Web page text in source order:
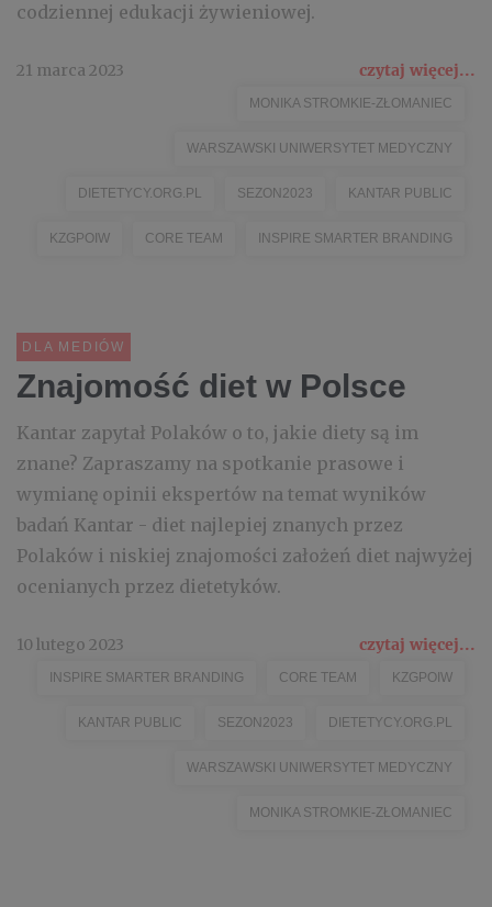
codziennej edukacji żywieniowej.
21 marca 2023 czytaj więcej...
MONIKA STROMKIE-ZŁOMANIEC
WARSZAWSKI UNIWERSYTET MEDYCZNY
DIETETYCY.ORG.PL SEZON2023 KANTAR PUBLIC
KZGPOIW CORE TEAM INSPIRE SMARTER BRANDING
DLA MEDIÓW
Znajomość diet w Polsce
Kantar zapytał Polaków o to, jakie diety są im
znane? Zapraszamy na spotkanie prasowe i
wymianę opinii ekspertów na temat wyników
badań Kantar - diet najlepiej znanych przez
Polaków i niskiej znajomości założeń diet najwyżej
ocenianych przez dietetyków.
10 lutego 2023 czytaj więcej...
INSPIRE SMARTER BRANDING CORE TEAM KZGPOIW
KANTAR PUBLIC SEZON2023 DIETETYCY.ORG.PL
WARSZAWSKI UNIWERSYTET MEDYCZNY
MONIKA STROMKIE-ZŁOMANIEC